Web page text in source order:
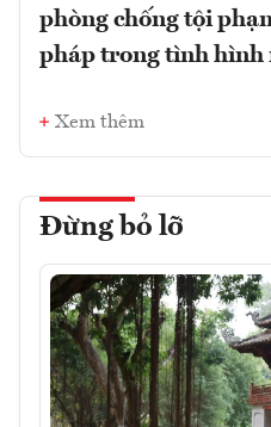
phòng chống tội
pháp trong tình hình
Xem thêm
Đừng bỏ lỡ